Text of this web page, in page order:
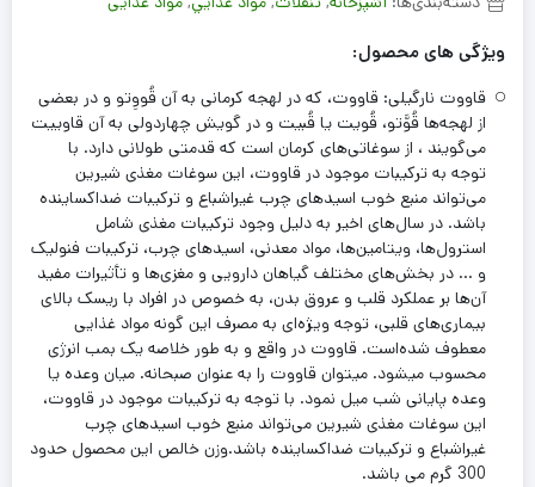
ویژگی های محصول:
قاووت نارگیلی: قاووت، که در لهجه کرمانی به آن قُووِتو و در بعضی
از لهجه‌ها قُوَّتو، قُویت یا قُبیت و در گویش چهاردولی به آن قاوییت
می‌گویند ، از سوغاتی‌های کرمان است که قدمتی طولانی دارد. با
توجه به ترکیبات موجود در قاووت، این سوغات مغذی شیرین
می‌تواند منبع خوب اسیدهای چرب غیراشباع و ترکیبات ضداکساینده
باشد. در سال‌های اخیر به دلیل وجود ترکیبات مغذی شامل
استرول‌ها، ویتامین‌ها، مواد معدنی، اسیدهای چرب، ترکیبات فنولیک
و … در بخش‌های مختلف گیاهان دارویی و مغزی‌ها و تأثیرات مفید
آن‌ها بر عملکرد قلب و عروق بدن، به خصوص در افراد با ریسک بالای
بیماری‌های قلبی، توجه ویژه‌ای به مصرف این گونه مواد غذایی
معطوف شده‌است. قاووت در واقع و به طور خلاصه یک بمب انرژی
محسوب میشود. میتوان قاووت را به عنوان صبحانه. میان وعده یا
وعده پایانی شب میل نمود. با توجه به ترکیبات موجود در قاووت،
این سوغات مغذی شیرین می‌تواند منبع خوب اسیدهای چرب
غیراشباع و ترکیبات ضداکساینده باشد.وزن خالص این محصول حدود
300 گرم می باشد.